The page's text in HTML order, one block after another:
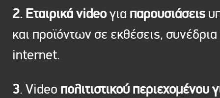
2. Εταιρικά videoγια παρουσιάσεις
και προϊόντων σε εκθέσεις, συνέδρια
internet.
3. Video πολιτιστικού περιεχομένου